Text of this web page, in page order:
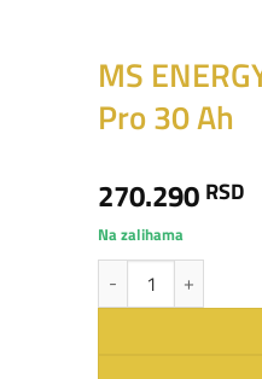
MS
Pro 30 Ah
270.290 RSD
Na zalihama
MS ENERGY E-